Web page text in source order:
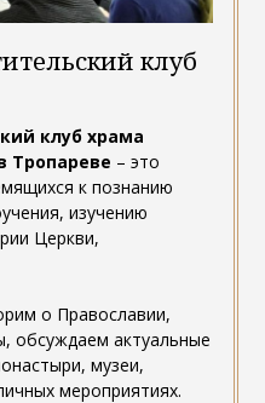
клуб
клуб храма
Тропареве – это
к познанию
изучению
Церкви,
о Православии,
обсуждаем актуальные
музеи,
мероприятиях.